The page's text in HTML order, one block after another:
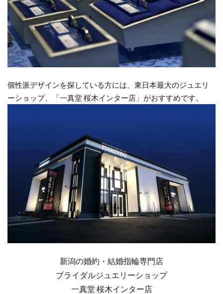
個性派デザインを探している方には、東日本最大のジュエリ
ーショップ、「一真堂 桜木インター店」がおすすめです。
新潟の婚約・結婚指輪専門店
ブライダルジュエリーショップ
一真堂 桜木インター店